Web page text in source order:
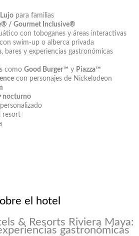
para familias
/ Gourmet Inclusive®
con toboganes y áreas interactivas
swim-up o alberca privada
, bares y experiencias gastronómicas
como Good Burger™ y Piazza™
con personajes de Nickelodeon
nocturno
resort
el hotel
& Resorts Riviera Maya:
gastronómicas